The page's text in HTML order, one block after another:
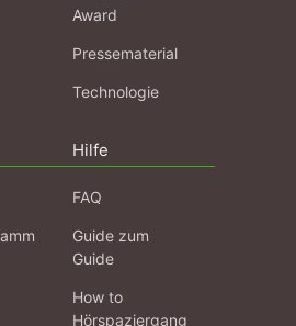
Award
Pressematerial
Technologie
Hilfe
FAQ
Guide zum
Guide
How to
Hörspaziergang